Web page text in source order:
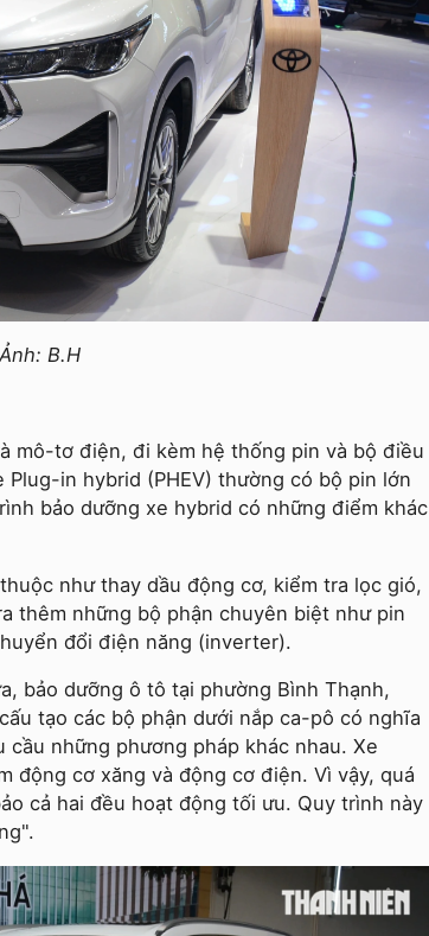
B.H
mô-tơ điện, đi kèm hệ thống pin và bộ điều
in hybrid (PHEV) thường có bộ pin lớn
bảo dưỡng xe hybrid có những điểm khác
như thay dầu động cơ, kiểm tra lọc gió,
thêm những bộ phận chuyên biệt như pin
đổi điện năng (inverter).
bảo dưỡng ô tô tại phường Bình Thạnh,
tạo các bộ phận dưới nắp ca-pô có nghĩa
những phương pháp khác nhau. Xe
động cơ xăng và động cơ điện. Vì vậy, quá
cả hai đều hoạt động tối ưu. Quy trình này